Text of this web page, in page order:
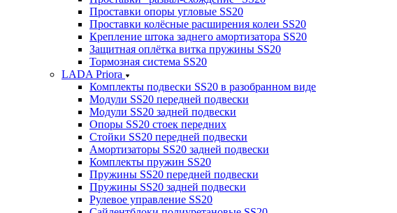
Проставки опоры угловые SS20
Проставки колёсные расширения колеи SS20
Крепление штока заднего амортизатора SS20
Защитная оплётка витка пружины SS20
Тормозная система SS20
LADA Priora
Комплекты подвески SS20 в разобранном виде
Модули SS20 передней подвески
Модули SS20 задней подвески
Опоры SS20 стоек передних
Стойки SS20 передней подвески
Амортизаторы SS20 задней подвески
Комплекты пружин SS20
Пружины SS20 передней подвески
Пружины SS20 задней подвески
Рулевое управление SS20